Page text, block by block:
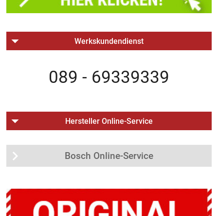
Werkskundendienst
089 - 69339339
Hersteller Online-Service
Bosch Online-Service